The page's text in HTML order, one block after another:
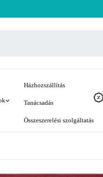
Házhozszállítás
Tanácsadás
Összeszerelési szolgáltatás